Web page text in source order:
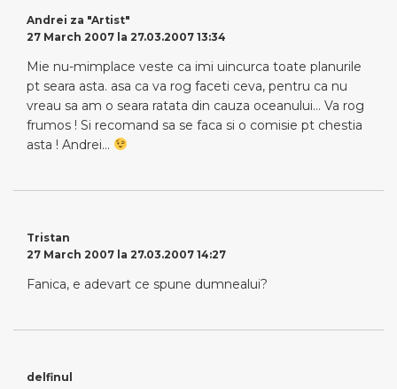
Andrei za "Artist"
27 March 2007 la 27.03.2007 13:34
Mie nu-mimplace veste ca imi uincurca toate planurile
pt seara asta. asa ca va rog faceti ceva, pentru ca nu
vreau sa am o seara ratata din cauza oceanului… Va rog
frumos ! Si recomand sa se faca si o comisie pt chestia
asta ! Andrei…
Tristan
27 March 2007 la 27.03.2007 14:27
Fanica, e adevart ce spune dumnealui?
delfinul